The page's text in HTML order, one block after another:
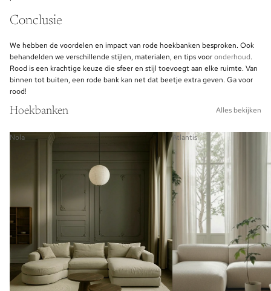
Conclusie
We hebben de voordelen en impact van rode hoekbanken besproken. Ook
behandelden we verschillende stijlen, materialen, en tips vooronderhoud.
Rood is een krachtige keuze die sfeer en stijl toevoegt aan elke ruimte. Van
binnen tot buiten, een rode bank kan net dat beetje extra geven. Ga voor
rood!
Hoekbanken Alles bekijken
Nola Atlantis